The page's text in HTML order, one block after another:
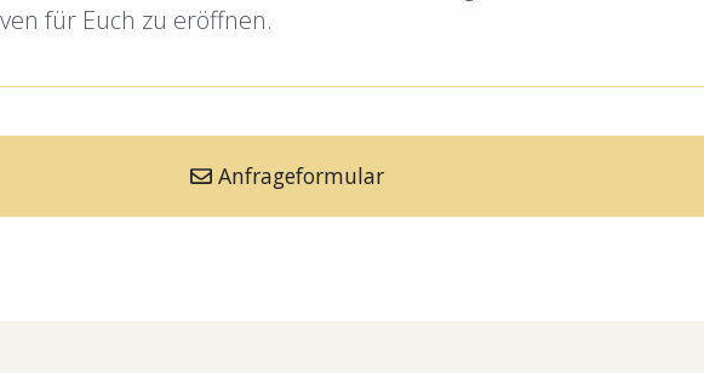
für Euch zu eröffnen.
Anfrageformular